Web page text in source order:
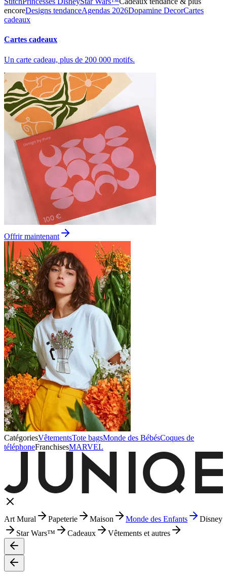
encoreDesigns tendanceAgendas 2026Dopamine DecorCartes
cadeaux
Cartes cadeaux
Un carte cadeau, plus de 200 000 motifs.
Offrir maintenant
CatégoriesVêtementsTote bagsMonde des BébésCoques de
téléphoneFranchisesMARVEL
Art Mural Papeterie Maison Monde des Enfants
Disney
Star Wars™
Cadeaux Vêtements et autres